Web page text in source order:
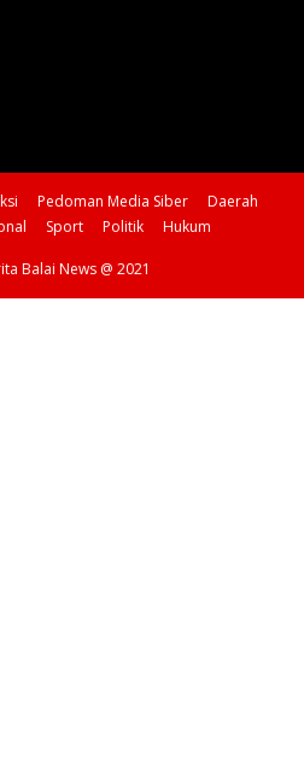
Pedoman Media Siber
Daerah
Sport Politik Hukum
Balai News @ 2021